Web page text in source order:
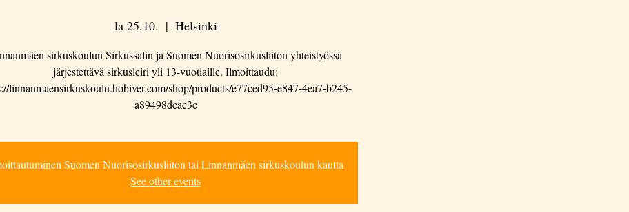
la 25.10.
  |
Helsinki
sirkuskoulun Sirkussalin ja Suomen Nuorisosirkusliiton yhteistyössä
järjestettävä sirkusleiri yli 13-vuotiaille. Ilmoittaudu:
linnanmaensirkuskoulu.hobiver.com/shop/products/e77ced95-e847-4ea7-b245-
a89498dcac3c
Suomen Nuorisosirkusliiton tai Linnanmäen sirkuskoulun kautta
See other events